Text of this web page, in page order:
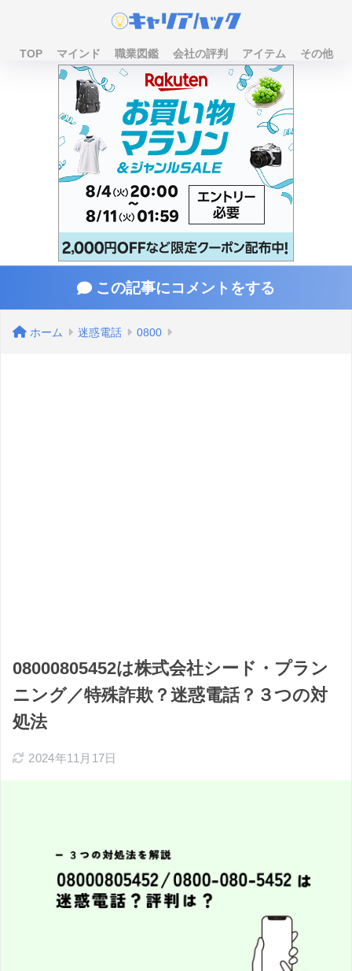
TOP マインド 職業図鑑 会社の評判 アイテム その他
この記事にコメントをする
ホーム 迷惑電話 0800
08000805452は株式会社シード・プラン
ニング／特殊詐欺？迷惑電話？３つの対
処法
2024年11月17日